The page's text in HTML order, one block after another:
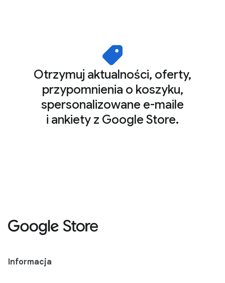
Otrzymuj aktualności, oferty,
przypomnienia o koszyku,
spersonalizowane e-maile
i ankiety z Google Store.
Informacja